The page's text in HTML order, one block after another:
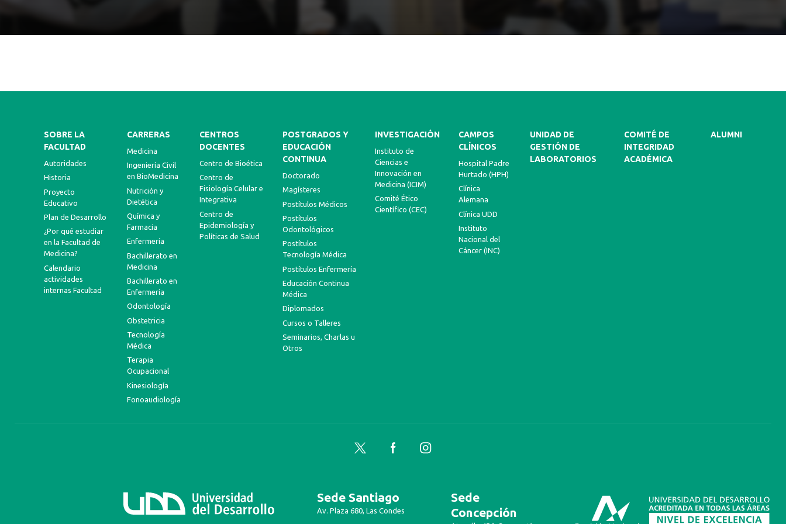
SOBRE LA
FACULTAD
Autoridades
Historia
Proyecto
Educativo
Plan de Desarrollo
¿Por qué estudiar
en la Facultad de
Medicina?
Calendario
actividades
internas Facultad
CARRERAS
Medicina
Ingeniería Civil
en BioMedicina
Nutrición y
Dietética
Química y
Farmacia
Enfermería
Bachillerato en
Medicina
Bachillerato en
Enfermería
Odontología
Obstetricia
Tecnología
Médica
Terapia
Ocupacional
Kinesiología
Fonoaudiología
CENTROS
DOCENTES
Centro de Bioética
Centro de
Fisiología Celular e
Integrativa
Centro de
Epidemiología y
Políticas de Salud
POSTGRADOS Y
EDUCACIÓN
CONTINUA
Doctorado
Magísteres
Postítulos Médicos
Postítulos
Odontológicos
Postítulos
Tecnología Médica
Postítulos Enfermería
Educación Continua
Médica
Diplomados
Cursos o Talleres
Seminarios, Charlas u
Otros
INVESTIGACIÓN
Instituto de
Ciencias e
Innovación en
Medicina (ICIM)
Comité Ético
Científico (CEC)
CAMPOS
CLÍNICOS
Hospital Padre
Hurtado (HPH)
Clínica
Alemana
Clínica UDD
Instituto
Nacional del
Cáncer (INC)
UNIDAD DE
GESTIÓN DE
LABORATORIOS
COMITÉ DE
INTEGRIDAD
ACADÉMICA
ALUMNI
Twitter FacebookInstagram
Sede Santiago
Av. Plaza 680, Las Condes
Sede
Concepción